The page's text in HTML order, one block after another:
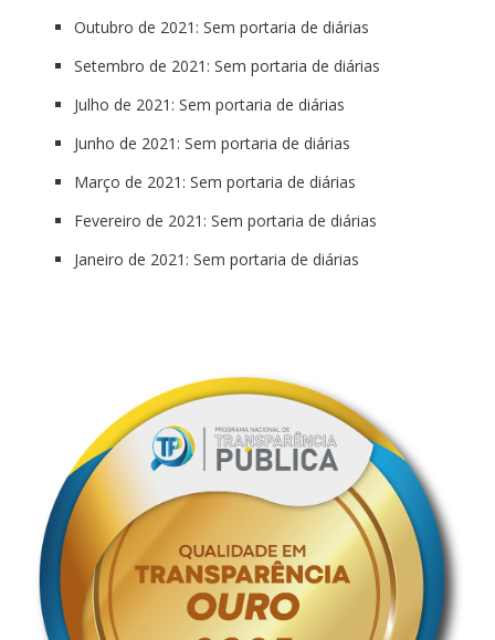
Outubro de 2021: Sem portaria de diárias
Setembro de 2021: Sem portaria de diárias
Julho de 2021: Sem portaria de diárias
Junho de 2021: Sem portaria de diárias
Março de 2021: Sem portaria de diárias
Fevereiro de 2021: Sem portaria de diárias
Janeiro de 2021: Sem portaria de diárias